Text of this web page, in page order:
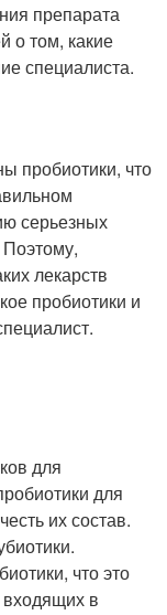
препарата
о том, какие
специалиста.
пробиотики, что
серьезных
лекарств
пробиотики и
для
для
их состав.
что это
входящих в